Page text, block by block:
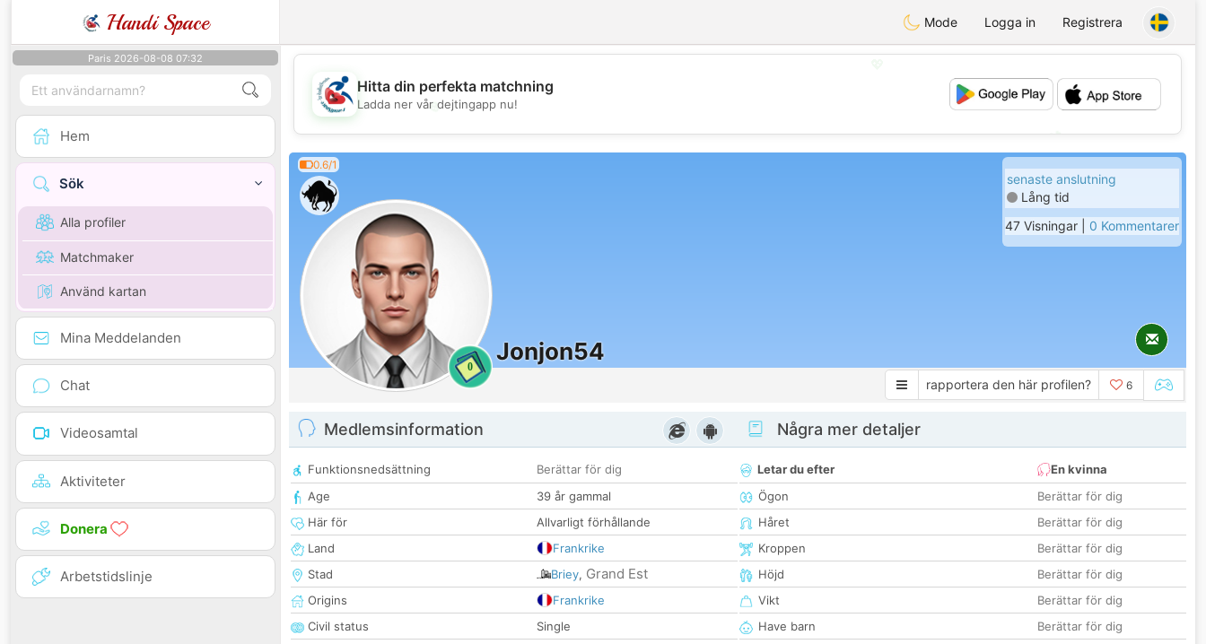
Handi Space Mode Logga in Registrera
Paris 2026-08-08 07:32
Hem
Sök
Alla profiler
Matchmaker
Använd kartan
Mina Meddelanden
Chat
Videosamtal
Aktiviteter
Donera
Arbetstidslinje
💖
💕
Hitta din perfekta matchning
Ladda ner vår dejtingapp nu!
0.6/1
0
Jonjon54
senaste anslutning
Lång tid
47 Visningar | 0 Kommentarer
rapportera den här profilen? 6
Medlemsinformation
Funktionsnedsättning
Berättar för dig
Age
39 år gammal
Här för
Allvarligt förhållande
Land
Frankrike
Stad
Briey, Grand Est
Origins
Frankrike
Civil status
Single
Några mer detaljer
Letar du efter
En kvinna
Ögon
Berättar för dig
Håret
Berättar för dig
Kroppen
Berättar för dig
Höjd
Berättar för dig
Vikt
Berättar för dig
Have barn
Berättar för dig